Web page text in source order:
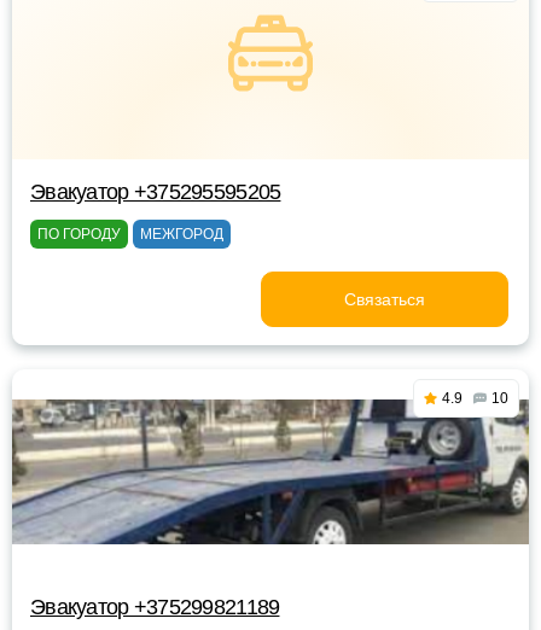
Эвакуатор +375295595205
ПО ГОРОДУ МЕЖГОРОД
Связаться
4.9 10
Эвакуатор +375299821189